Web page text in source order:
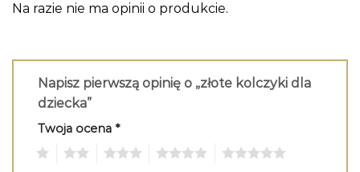
Na razie nie ma opinii o produkcie.
Napisz pierwszą opinię o „złote kolczyki dla
dziecka”
Twoja ocena *